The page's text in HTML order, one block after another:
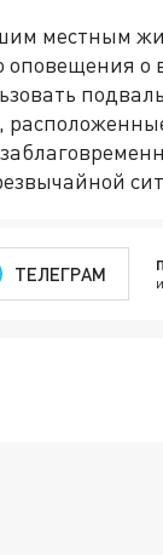
местным
оповещения
ТЕЛЕГРАМ